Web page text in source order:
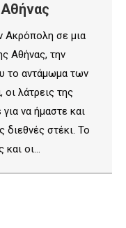
Ακρόπολη σε μια
Αθήνας, την
το αντάμωμα των
λάτρεις της
να ήμαστε και
διεθνές στέκι. Το
και οι…